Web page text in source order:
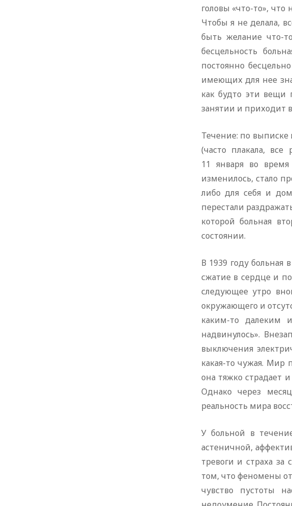
головы «что-то»,
Чтобы я не делала,
быть желание что-
бесцельность
постоянно
имеющих для нее
как будто эти вещи
занятии и приходит
Течение: по выписке
(часто плакала,
11 января во
изменилось, стало
либо для себя и
перестали
которой больная
состоянии.
В 1939 году больная
сжатие в сердце и
следующее утро
окружающего и
каким-то далеким
надвинулось».
выключения
какая-то чужая. Мир
она тяжко страдает
Однако через
реальность мира
У больной в
астеничной,
тревоги и страха за
том, что феномены
чувство пустоты